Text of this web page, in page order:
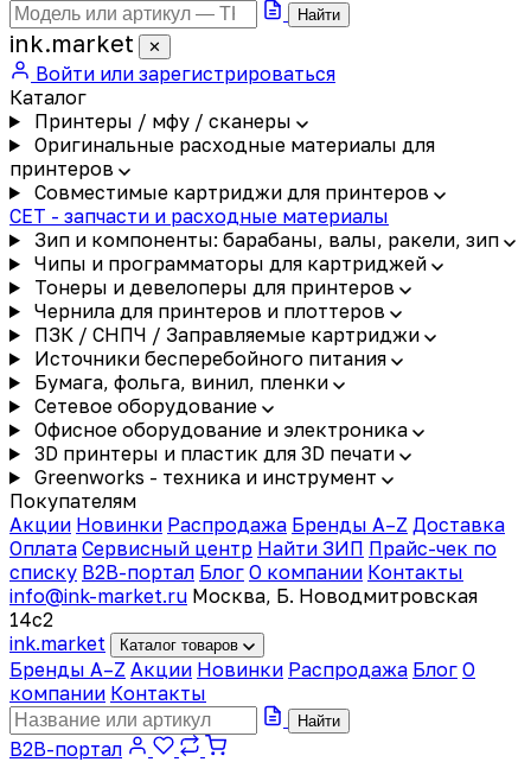
Найти
ink.market ✕
Войти или зарегистрироваться
Каталог
Принтеры / мфу / сканеры
Оригинальные расходные материалы для
принтеров
Совместимые картриджи для принтеров
CET - запчасти и расходные материалы
Зип и компоненты: барабаны, валы, ракели, зип
Чипы и программаторы для картриджей
Тонеры и девелоперы для принтеров
Чернила для принтеров и плоттеров
ПЗК / СНПЧ / Заправляемые картриджи
Источники бесперебойного питания
Бумага, фольга, винил, пленки
Сетевое оборудование
Офисное оборудование и электроника
3D принтеры и пластик для 3D печати
Greenworks - техника и инструмент
Покупателям
Акции Новинки Распродажа Бренды A–Z Доставка
Оплата Сервисный центр Найти ЗИП Прайс-чек по
списку B2B-портал Блог О компании Контакты
info@ink-market.ru Москва, Б. Новодмитровская
14с2
ink.market Каталог товаров
Бренды A–Z Акции Новинки Распродажа Блог О
компании Контакты
Найти
B2B-портал